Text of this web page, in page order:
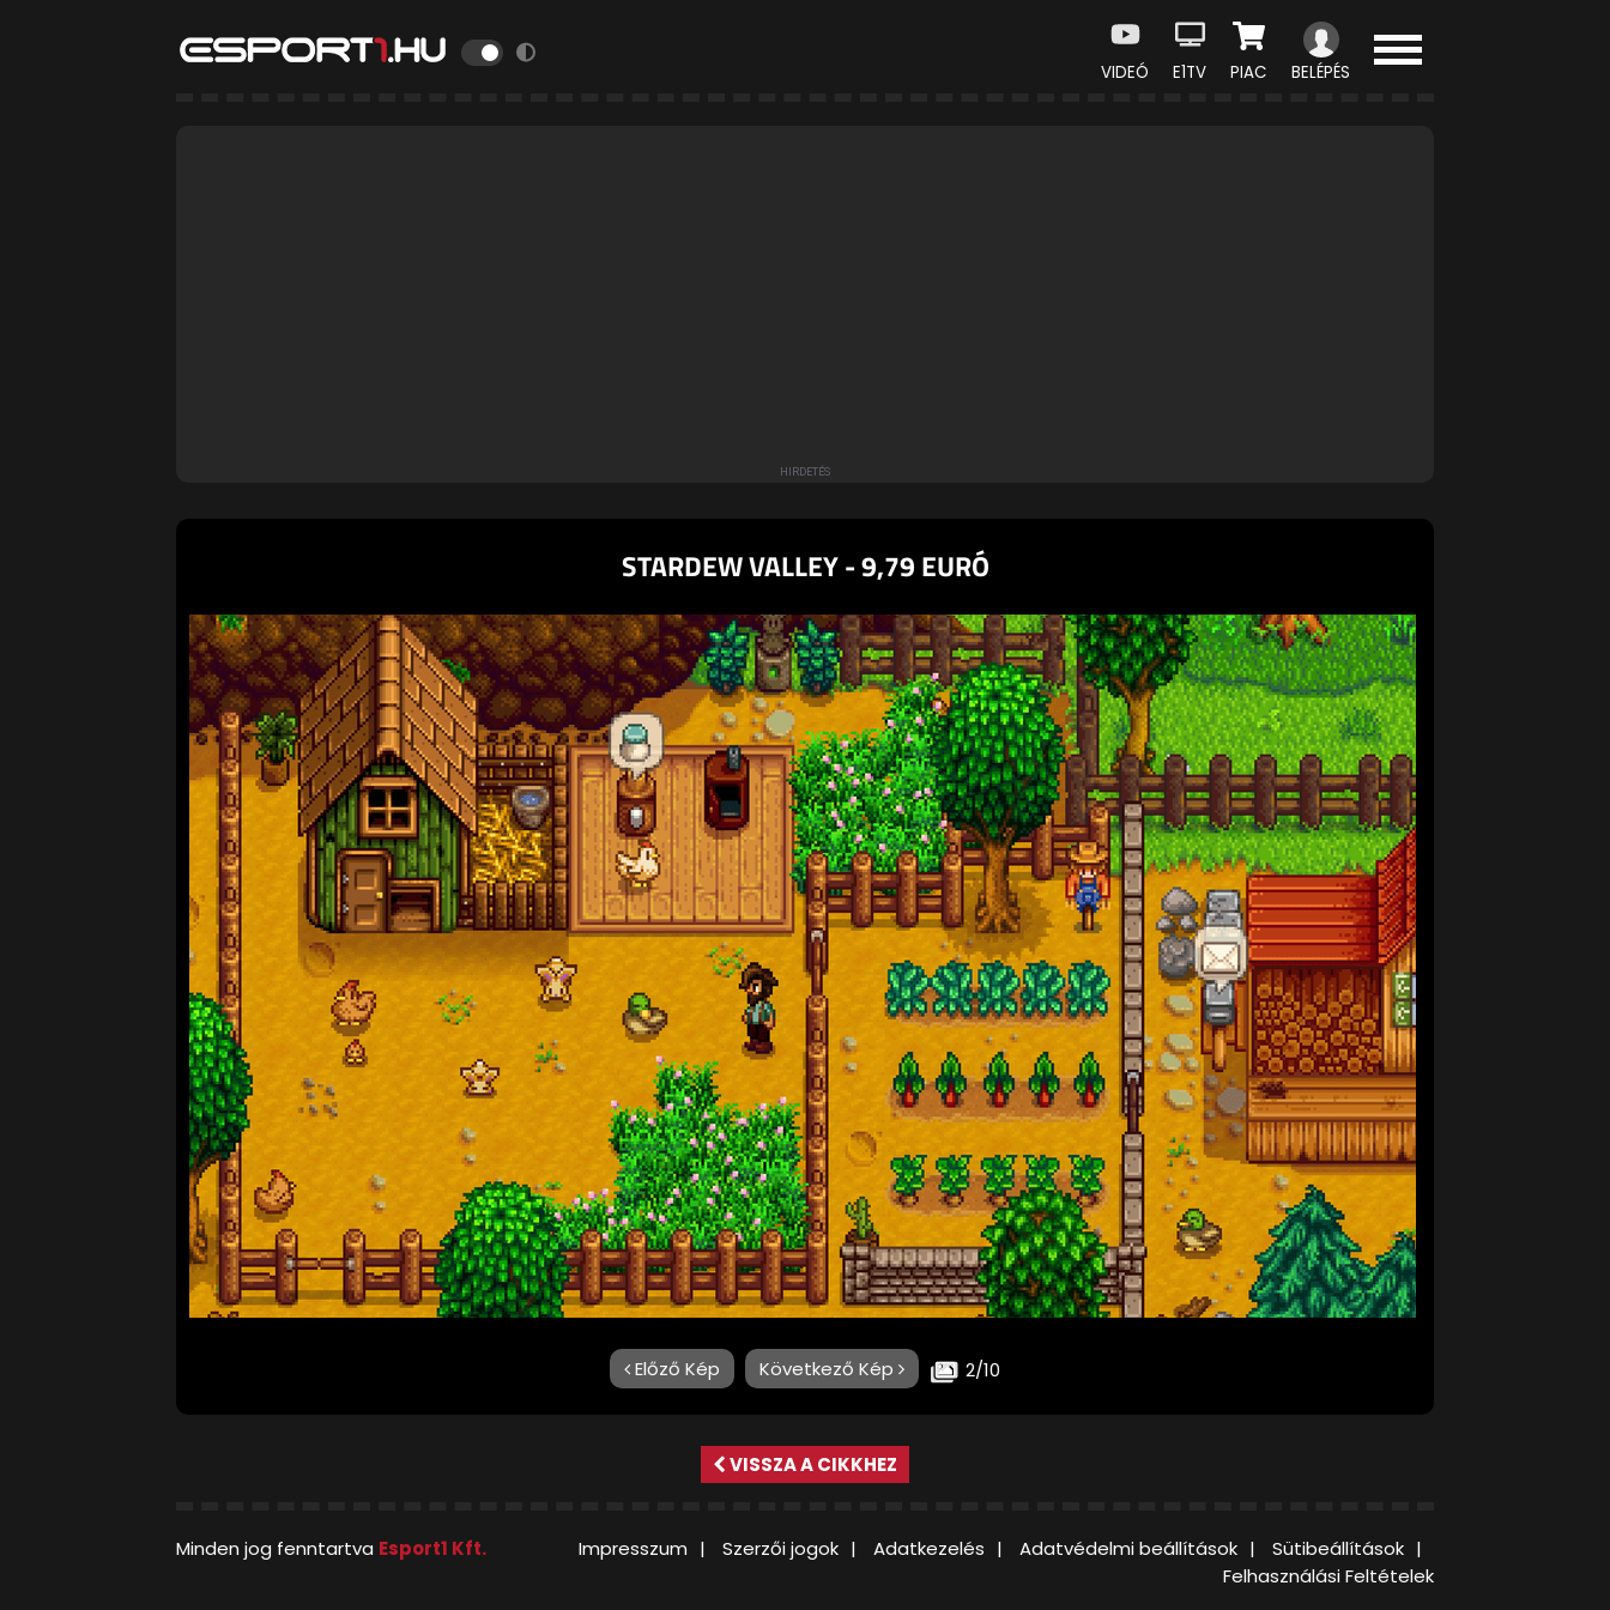
VIDEÓ E1TV PIAC BELÉPÉS
STARDEW VALLEY - 9,79 EURÓ
2/10
Előző Kép Következő Kép
VISSZA A CIKKHEZ
Minden jog fenntartva Esport1 Kft. Impresszum Szerzői jogok Adatkezelés Adatvédelmi beállítások
Sütibeállítások
Felhasználási Feltételek